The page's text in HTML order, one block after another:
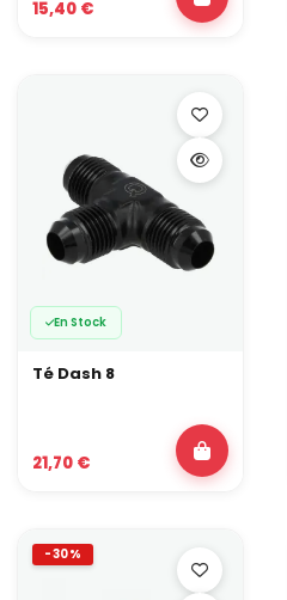
15,40 €
En Stock
Té Dash 8
21,70 €
-30%